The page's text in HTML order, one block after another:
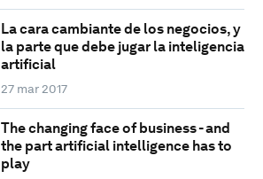
La cara cambiante de los negocios, y
la parte que debe jugar la inteligencia
artificial
27 mar 2017
The changing face of business - and
the part artificial intelligence has to
play